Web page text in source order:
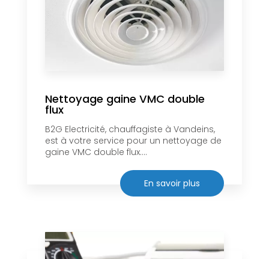
Nettoyage gaine VMC double
flux
B2G Electricité, chauffagiste à Vandeins,
est à votre service pour un nettoyage de
gaine VMC double flux....
En savoir plus